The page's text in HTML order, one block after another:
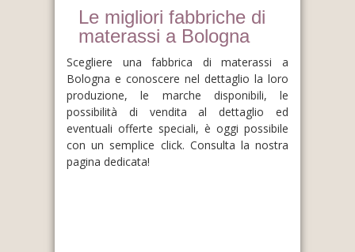
Le migliori fabbriche di
materassi a Bologna
Scegliere una fabbrica di materassi a
Bologna e conoscere nel dettaglio la loro
produzione, le marche disponibili, le
possibilità di vendita al dettaglio ed
eventuali offerte speciali, è oggi possibile
con un semplice click. Consulta la nostra
pagina dedicata!